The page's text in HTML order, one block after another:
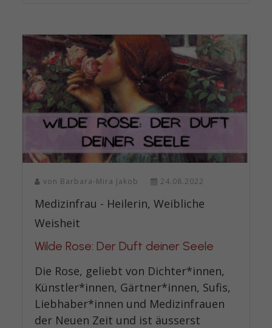
von Barbara-Mira Jakob 24.08.2022
Medizinfrau - Heilerin, Weibliche
Weisheit
Wilde Rose: Der Duft deiner Seele
Die Rose, geliebt von Dichter*innen,
Künstler*innen, Gärtner*innen, Sufis,
Liebhaber*innen und Medizinfrauen
der Neuen Zeit und ist äusserst